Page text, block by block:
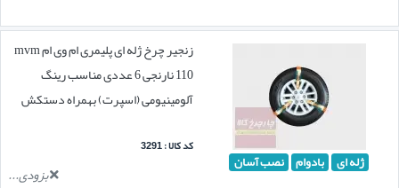
ژله ای بادوام نصب آسان
زنجیر چرخ ژله ای پلیمری ام وی ام mvm
110 نارنجی 6 عددی مناسب رینگ
آلومینیومی (اسپرت) بهمراه دستکش
کد کالا : 3291
بزودی...